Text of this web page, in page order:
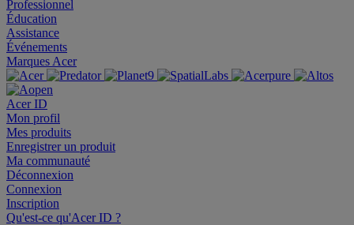
Professionnel
Éducation
Assistance
Événements
Marques Acer
Acer ID
Mon profil
Mes produits
Enregistrer un produit
Ma communauté
Déconnexion
Connexion
Inscription
Qu'est-ce qu'Acer ID ?